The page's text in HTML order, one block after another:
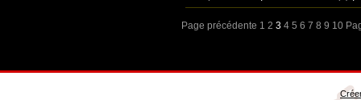
Page précédente 1 2 3 4 5 6 7 8 9 10